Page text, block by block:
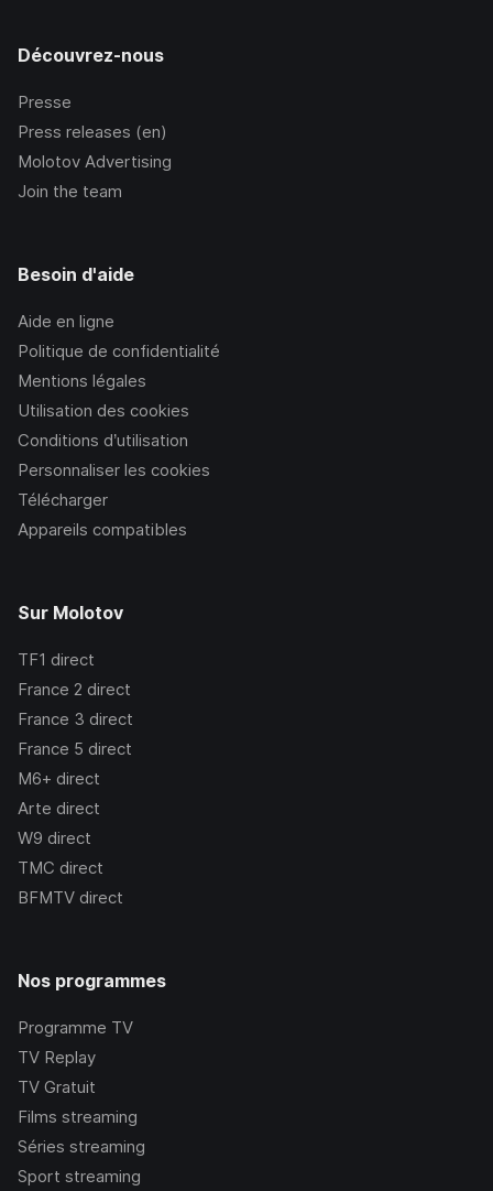
Découvrez-nous
Presse
Press releases (en)
Molotov Advertising
Join the team
Besoin d'aide
Aide en ligne
Politique de confidentialité
Mentions légales
Utilisation des cookies
Conditions d’utilisation
Personnaliser les cookies
Télécharger
Appareils compatibles
Sur Molotov
TF1 direct
France 2 direct
France 3 direct
France 5 direct
M6+ direct
Arte direct
W9 direct
TMC direct
BFMTV direct
Nos programmes
Programme TV
TV Replay
TV Gratuit
Films streaming
Séries streaming
Sport streaming